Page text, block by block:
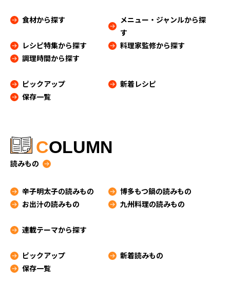
食材から探す
メニュー・ジャンルから探
す
レシピ特集から探す
料理家監修から探す
調理時間から探す
ピックアップ
新着レシピ
保存一覧
COLUMN
読みもの
辛子明太子の読みもの
博多もつ鍋の読みもの
お出汁の読みもの
九州料理の読みもの
連載テーマから探す
ピックアップ
新着読みもの
保存一覧